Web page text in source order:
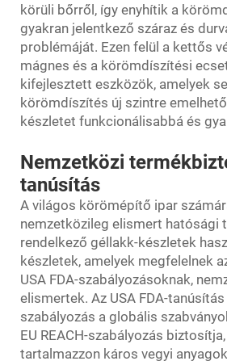
körüli bőrről, így enyhítik a
gyakran jelentkező száraz és
problémáját. Ezen felül a kettős
mágnes és a körömdíszítési
kifejlesztett eszközök, amelyek
körömdíszítés új szintre
készletet funkcionálisabbá és
Nemzetközi
tanúsítás
A világos körömépítő ipar
nemzetközileg elismert hatósági
rendelkező géllakk-készletek
készletek, amelyek megfelelnek
USA FDA-szabályozásoknak,
elismertek. Az USA FDA-tanúsítás
szabályozás a globális
EU REACH-szabályozás
tartalmazzon káros vegyi